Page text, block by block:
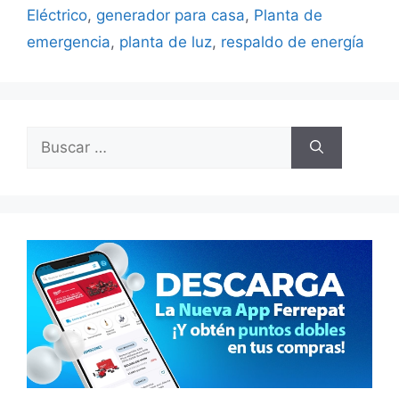
Eléctrico, generador para casa, Planta de
emergencia, planta de luz, respaldo de energía